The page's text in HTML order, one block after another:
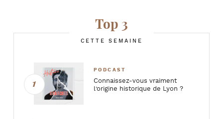
Top 3
CETTE SEMAINE
PODCAST
Connaissez-vous vraiment
l’origine historique de Lyon ?